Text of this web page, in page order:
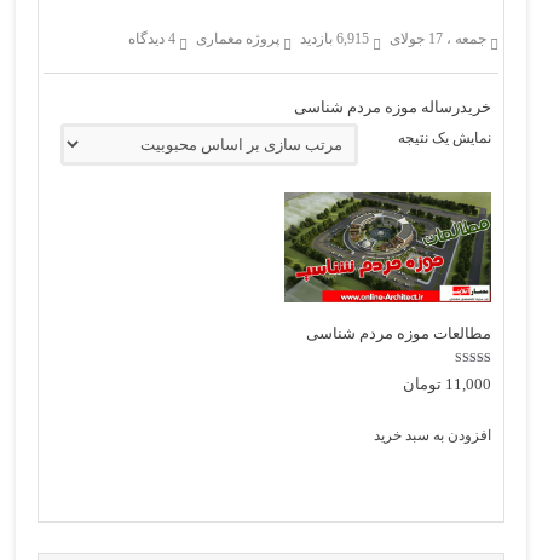
جمعه ، 17 جولای 6,915 بازدید پروژه معماری 4 دیدگاه
خریدرساله موزه مردم شناسی
نمایش یک نتیجه
مطالعات موزه مردم شناسی
4.00
11,000 تومان
افزودن به سبد خرید